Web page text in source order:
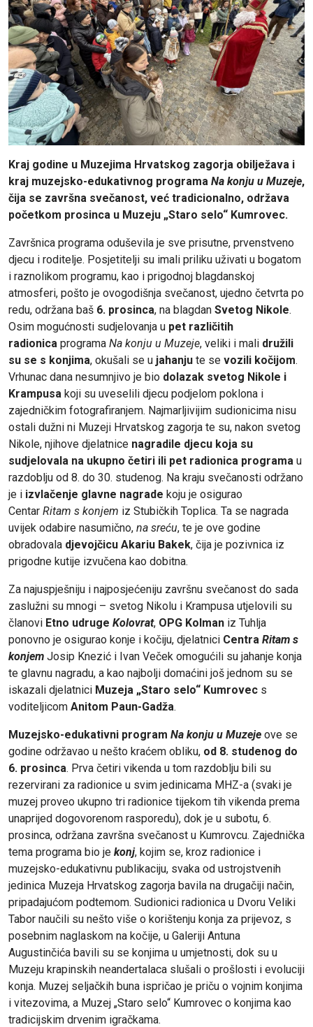
Kraj godine u Muzejima Hrvatskog zagorja obilježava i
kraj muzejsko-edukativnog programa Na konju u Muzeje,
čija se završna svečanost, već tradicionalno, održava
početkom prosinca u Muzeju „Staro selo“ Kumrovec.
Završnica programa oduševila je sve prisutne, prvenstveno
djecu i roditelje. Posjetitelji su imali priliku uživati u bogatom
i raznolikom programu, kao i prigodnoj blagdanskoj
atmosferi, pošto je ovogodišnja svečanost, ujedno četvrta po
redu, održana baš 6. prosinca, na blagdan Svetog Nikole.
Osim mogućnosti sudjelovanja u pet različitih
radionica programa Na konju u Muzeje, veliki i mali družili
su se s konjima, okušali se u jahanju te se vozili kočijom.
Vrhunac dana nesumnjivo je bio dolazak svetog Nikole i
Krampusa koji su uveselili djecu podjelom poklona i
zajedničkim fotografiranjem. Najmarljivijim sudionicima nisu
ostali dužni ni Muzeji Hrvatskog zagorja te su, nakon svetog
Nikole, njihove djelatnice nagradile djecu koja su
sudjelovala na ukupno četiri ili pet radionica programa u
razdoblju od 8. do 30. studenog. Na kraju svečanosti održano
je i izvlačenje glavne nagrade koju je osigurao
Centar Ritam s konjem iz Stubičkih Toplica. Ta se nagrada
uvijek odabire nasumično, na sreću, te je ove godine
obradovala djevojčicu Akariu Bakek, čija je pozivnica iz
prigodne kutije izvučena kao dobitna.
Za najuspješniju i najposjećeniju završnu svečanost do sada
zaslužni su mnogi – svetog Nikolu i Krampusa utjelovili su
članovi Etno udruge Kolovrat, OPG Kolman iz Tuhlja
ponovno je osigurao konje i kočiju, djelatnici Centra Ritam s
konjem Josip Knezić i Ivan Veček omogućili su jahanje konja
te glavnu nagradu, a kao najbolji domaćini još jednom su se
iskazali djelatnici Muzeja „Staro selo“ Kumrovec s
voditeljicom Anitom Paun-Gadža.
Muzejsko-edukativni program Na konju u Muzeje ove se
godine održavao u nešto kraćem obliku, od 8. studenog do
6. prosinca. Prva četiri vikenda u tom razdoblju bili su
rezervirani za radionice u svim jedinicama MHZ-a (svaki je
muzej proveo ukupno tri radionice tijekom tih vikenda prema
unaprijed dogovorenom rasporedu), dok je u subotu, 6.
prosinca, održana završna svečanost u Kumrovcu. Zajednička
tema programa bio je konj, kojim se, kroz radionice i
muzejsko-edukativnu publikaciju, svaka od ustrojstvenih
jedinica Muzeja Hrvatskog zagorja bavila na drugačiji način,
pripadajućom podtemom. Sudionici radionica u Dvoru Veliki
Tabor naučili su nešto više o korištenju konja za prijevoz, s
posebnim naglaskom na kočije, u Galeriji Antuna
Augustinčića bavili su se konjima u umjetnosti, dok su u
Muzeju krapinskih neandertalaca slušali o prošlosti i evoluciji
konja. Muzej seljačkih buna ispričao je priču o vojnim konjima
i vitezovima, a Muzej „Staro selo“ Kumrovec o konjima kao
tradicijskim drvenim igračkama.